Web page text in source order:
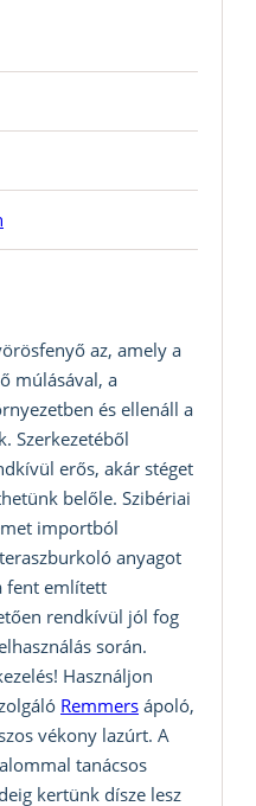
az, amely a
múlásával, a
és ellenáll a
Szerkezetéből
erős, akár stéget
belőle. Szibériai
importból
anyagot
fent említett
rendkívül jól fog
során.
Használjon
Remmers ápoló,
vékony lazúrt. A
tanácsos
kertünk dísze lesz